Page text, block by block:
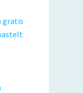
gratis